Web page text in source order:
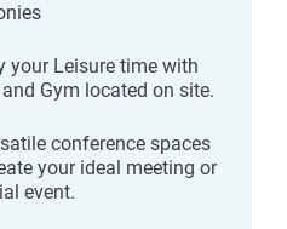
your Leisure time with
Gym located on site.
conference spaces
your ideal meeting or
event.